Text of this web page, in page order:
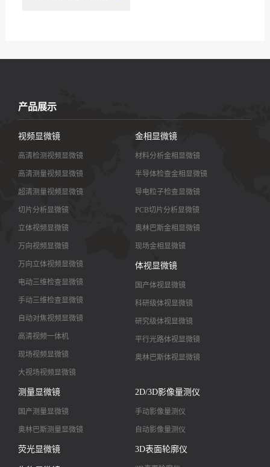
产品展示
视频显微镜
高清检测视频显微镜
高清测量视频显微镜
超清测量视频显微镜
切片分析显微镜
立体视频显微镜
万向视频显微镜
万向立体视频显微镜
电动三维检查显微镜
手动三维检查显微镜
自动对焦视频显微镜
高清视频一体机
现场视频显微镜
大视场视频显微镜
大景深视频显微镜
高清镜头
金相显微镜
材料分析金相显微镜
半导体检查金相显微镜
导电粒子检查显微镜
PCB切片分析显微镜
奥林巴斯金相显微镜
现场金相显微镜
体视显微镜
国产体视显微镜
科研级体视显微镜
研究级体视显微镜
平行光路体视显微镜
奥林巴斯体视显微镜
测量显微镜
国产测量显微镜
奥林巴斯测量显微镜
荧光显微镜
2D/3D影像量测仪
手动影像量测仪
自动影像量测仪
3D表面轮廓仪